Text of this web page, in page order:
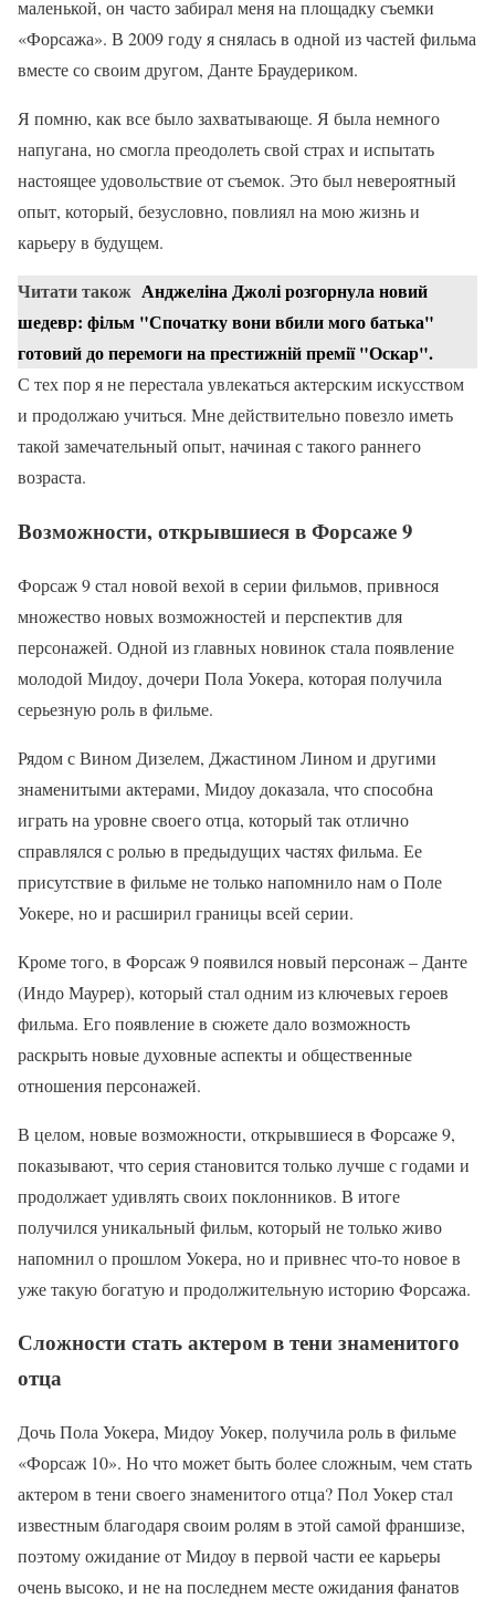
маленькой, он часто забирал меня на площадку съемки
«Форсажа». В 2009 году я снялась в одной из частей фильма
вместе со своим другом, Данте Браудериком.
Я помню, как все было захватывающе. Я была немного
напугана, но смогла преодолеть свой страх и испытать
настоящее удовольствие от съемок. Это был невероятный
опыт, который, безусловно, повлиял на мою жизнь и
карьеру в будущем.
Читати також Анджеліна Джолі розгорнула новий
шедевр: фільм "Спочатку вони вбили мого батька"
готовий до перемоги на престижній премії "Оскар".
С тех пор я не перестала увлекаться актерским искусством
и продолжаю учиться. Мне действительно повезло иметь
такой замечательный опыт, начиная с такого раннего
возраста.
Возможности, открывшиеся в Форсаже 9
Форсаж 9 стал новой вехой в серии фильмов, привнося
множество новых возможностей и перспектив для
персонажей. Одной из главных новинок стала появление
молодой Мидоу, дочери Пола Уокера, которая получила
серьезную роль в фильме.
Рядом с Вином Дизелем, Джастином Лином и другими
знаменитыми актерами, Мидоу доказала, что способна
играть на уровне своего отца, который так отлично
справлялся с ролью в предыдущих частях фильма. Ее
присутствие в фильме не только напомнило нам о Поле
Уокере, но и расширил границы всей серии.
Кроме того, в Форсаж 9 появился новый персонаж – Данте
(Индо Маурер), который стал одним из ключевых героев
фильма. Его появление в сюжете дало возможность
раскрыть новые духовные аспекты и общественные
отношения персонажей.
В целом, новые возможности, открывшиеся в Форсаже 9,
показывают, что серия становится только лучше с годами и
продолжает удивлять своих поклонников. В итоге
получился уникальный фильм, который не только живо
напомнил о прошлом Уокера, но и привнес что-то новое в
уже такую богатую и продолжительную историю Форсажа.
Сложности стать актером в тени знаменитого
отца
Дочь Пола Уокера, Мидоу Уокер, получила роль в фильме
«Форсаж 10». Но что может быть более сложным, чем стать
актером в тени своего знаменитого отца? Пол Уокер стал
известным благодаря своим ролям в этой самой франшизе,
поэтому ожидание от Мидоу в первой части ее карьеры
очень высоко, и не на последнем месте ожидания фанатов